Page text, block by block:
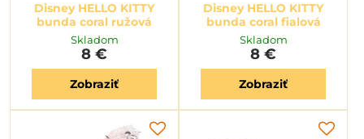
Disney HELLO KITTY
bunda coral ružová
Skladom
8 €
Zobraziť
Disney HELLO KITTY
bunda coral fialová
Skladom
8 €
Zobraziť